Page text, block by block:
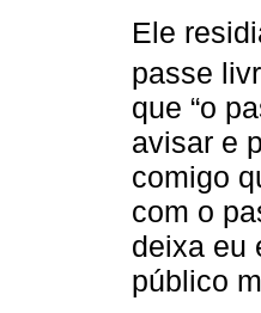
Ele
passe
que “o
avisar e
comigo
com o
deixa eu
público